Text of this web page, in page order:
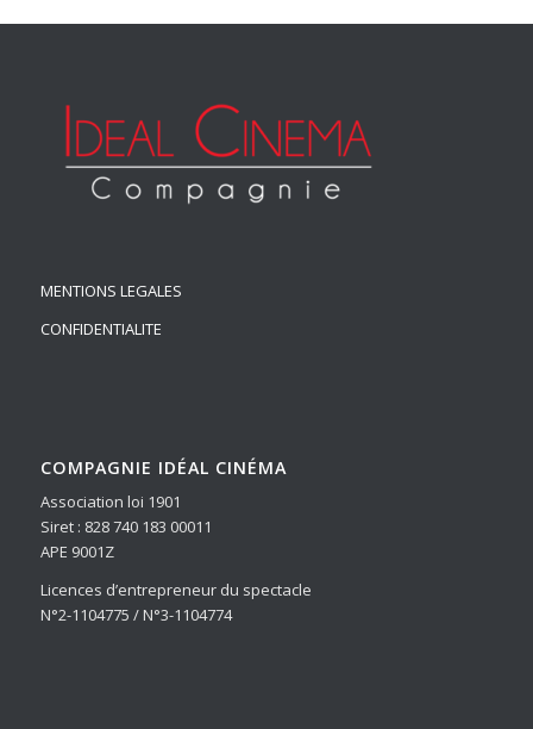
MENTIONS LEGALES
CONFIDENTIALITE
COMPAGNIE IDÉAL CINÉMA
Association loi 1901
Siret : 828 740 183 00011
APE 9001Z
Licences d’entrepreneur du spectacle
N°2-1104775 / N°3-1104774